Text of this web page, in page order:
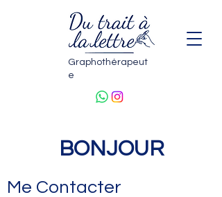
Graphothérapeut
e
BONJOUR
Me Contacter